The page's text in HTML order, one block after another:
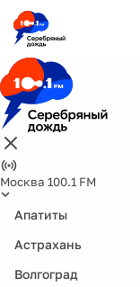
Москва 100.1 FM
Апатиты
Астрахань
Волгоград